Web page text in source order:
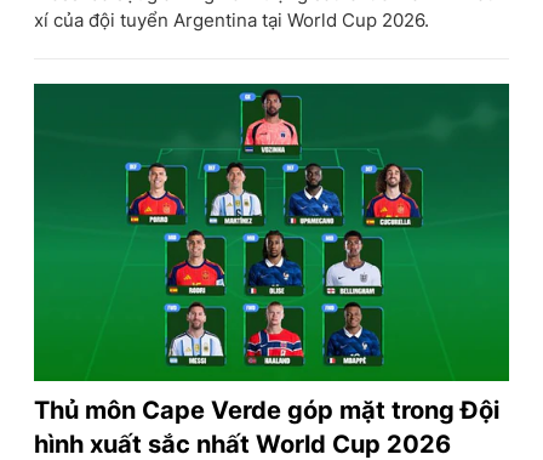
xí của đội tuyển Argentina tại World Cup 2026.
Thủ môn Cape Verde góp mặt trong Đội
hình xuất sắc nhất World Cup 2026